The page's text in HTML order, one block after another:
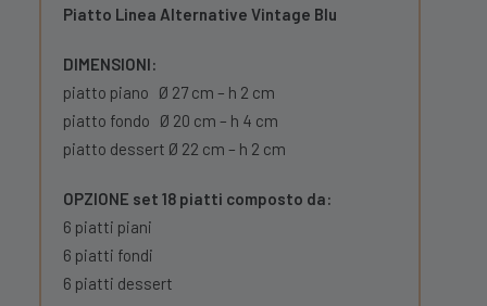
Piatto Linea Alternative Vintage Blu
DIMENSIONI:
piatto piano Ø 27 cm – h 2 cm
piatto fondo Ø 20 cm – h 4 cm
piatto dessert Ø 22 cm – h 2 cm
OPZIONE set 18 piatti composto da:
6 piatti piani
6 piatti fondi
6 piatti dessert